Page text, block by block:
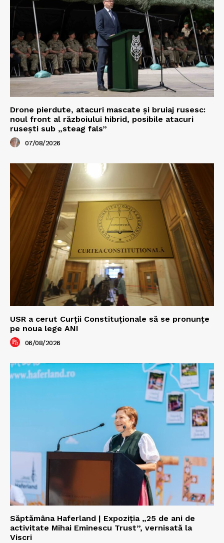
Drone pierdute, atacuri mascate și bruiaj rusesc:
noul front al războiului hibrid, posibile atacuri
rusești sub „steag fals”
07/08/2026
USR a cerut Curții Constituționale să se pronunțe
pe noua lege ANI
06/08/2026
Săptămâna Haferland | Expoziţia „25 de ani de
activitate Mihai Eminescu Trust”, vernisată la
Viscri